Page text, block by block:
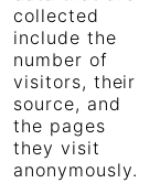
collected
include the
number of
visitors, their
source, and
the pages
they visit
anonymously.